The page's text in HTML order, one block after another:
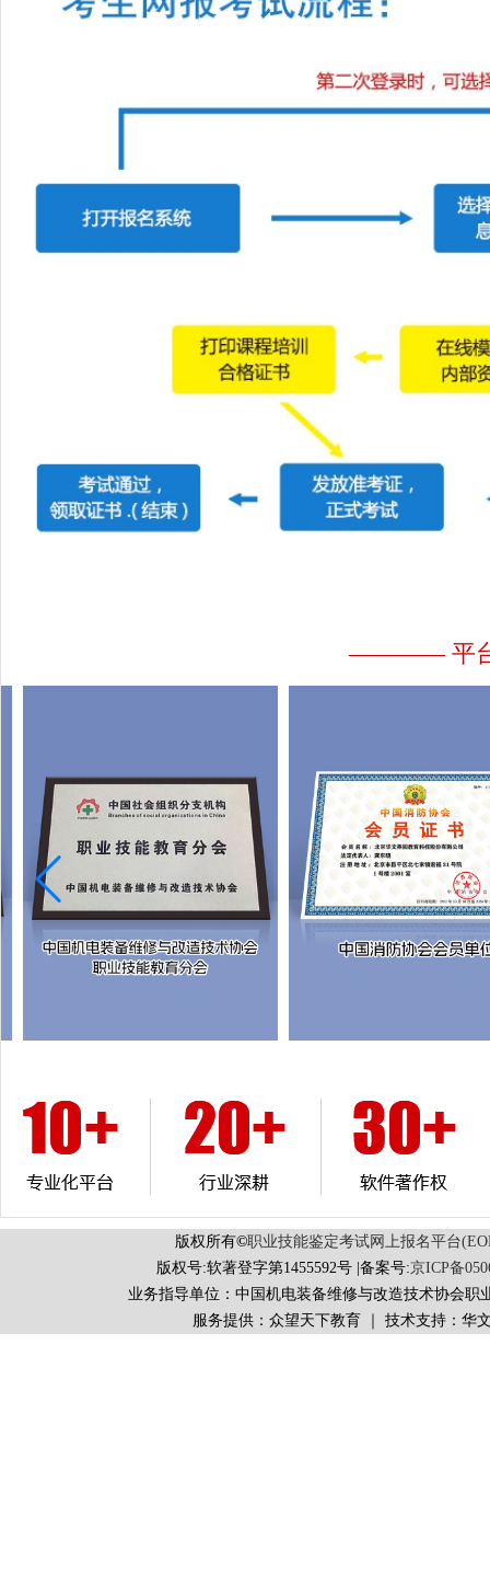
———— 平
版权所有©职业技能鉴定考试网上报名平台
版权号:软著登字第1455592号 |备案号:京ICP备
业务指导单位：中国机电装备维修与改造技术协会职
服务提供：众望天下教育 ｜ 技术支持：华